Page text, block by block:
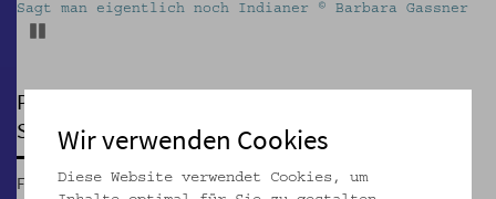
Sagt man eigentlich noch Indianer © Barbara Gassner
PERFORMANCE
Sagt man eigentlich noch Indianer?
Fr, 15.10.2021, 20:00
Wir verwenden Cookies
Diese Website verwendet Cookies, um